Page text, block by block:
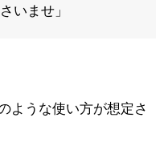
いませ」
ような使い方が想定さ